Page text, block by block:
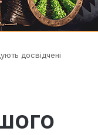
досвідчені